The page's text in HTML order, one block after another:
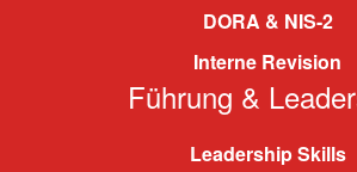
DORA & NIS-2
Interne Revision
Führung &
Leadership Skills